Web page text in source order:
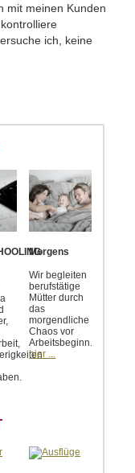
mit meinen Kunden
ich, keine
Morgens
Wir begleiten
berufstätige
Mütter durch
das
morgendliche
Chaos vor
Arbeitsbeginn.
hier ...